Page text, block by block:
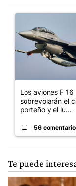
Un artículo de
Los aviones F 16
sobrevolarán el
porteño y el lu...
56